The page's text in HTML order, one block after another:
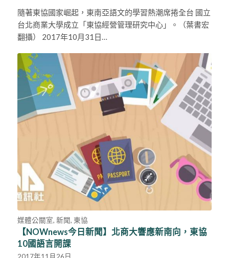
隨著東協國家崛起，東南亞語文的學習熱潮席捲全台 國立
台北商業大學成立「東協經營管理研究中心」。（葉書宏
翻攝） 2017年10月31日…
媒體公關室, 新聞, 東協
【NOWnews今日新聞】北商大響應新南向，東協
10國語言開課
2017年11月26日